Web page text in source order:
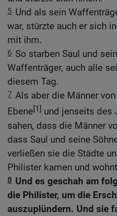
5 Und als sein
war, stürzte auch er sich
mit ihm.
6 So starben Saul und
Waffenträger, auch alle
diesem Tag.
7 Als aber die Männer
Ebene[1] und jenseits des
sahen, dass die Männer
dass Saul und seine
verließen sie die Städte
Philister kamen und
8 Und es geschah am
die Philister, um die
auszuplündern. Und sie